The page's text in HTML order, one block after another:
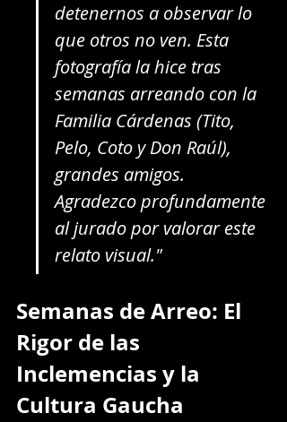
detenernos a observar lo
que otros no ven. Esta
fotografía la hice tras
semanas arreando con la
Familia Cárdenas (Tito,
Pelo, Coto y Don Raúl),
grandes amigos.
Agradezco profundamente
al jurado por valorar este
relato visual."
Semanas de Arreo: El
Rigor de las
Inclemencias y la
Cultura Gaucha